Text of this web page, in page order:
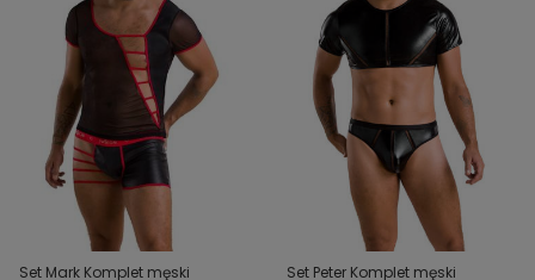
Set Mark Komplet męski Set Peter Komplet męski